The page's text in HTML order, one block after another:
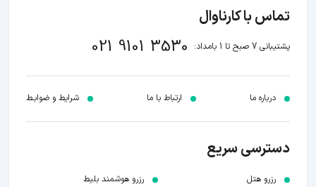
تماس با کارناوال
پشتیبانی 7 صبح تا 1 بامداد: 021 9101 3530
درباره ما ارتباط با ما شرایط و ضوابـط
دسترسی سریع
رزرو هتل
رزرو هوشمند بلیط